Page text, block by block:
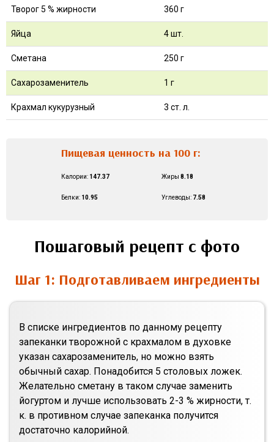
Творог 5 % жирности 360 г
Яйца 4 шт.
Сметана 250 г
Сахарозаменитель 1 г
Крахмал кукурузный 3 ст. л.
Пищевая ценность на 100 г:
Калории: 147.37
Белки: 10.95
Жиры 8.18
Углеводы: 7.58
Пошаговый рецепт с фото
Шаг 1: Подготавливаем ингредиенты
В списке ингредиентов по данному рецепту
запеканки творожной с крахмалом в духовке
указан сахарозаменитель, но можно взять
обычный сахар. Понадобится 5 столовых ложек.
Желательно сметану в таком случае заменить
йогуртом и лучше использовать 2-3 % жирности, т.
к. в противном случае запеканка получится
достаточно калорийной.